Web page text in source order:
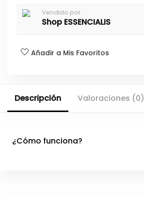
Vendido por
Shop ESSENCIALIS
Añadir a Mis Favoritos
Descripción Valoraciones (0)
¿Cómo funciona?